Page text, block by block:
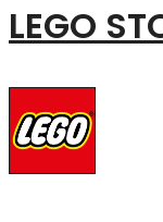
LEGO